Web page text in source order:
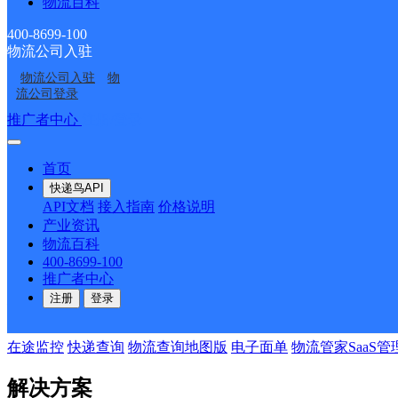
400-8699-100
物流公司入驻
物流公司入驻
物
流公司登录
推广者中心
首页
快递鸟API
API文档 接入指南 价格说明
产业资讯
物流百科
400-8699-100
推广者中心
注册 登录
热门产品
在途监控 快递查询 物流查询地图版 电子面单 物流管家SaaS管
解决方案